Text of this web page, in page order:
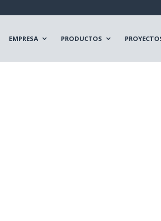
EMPRESA PRODUCTOS